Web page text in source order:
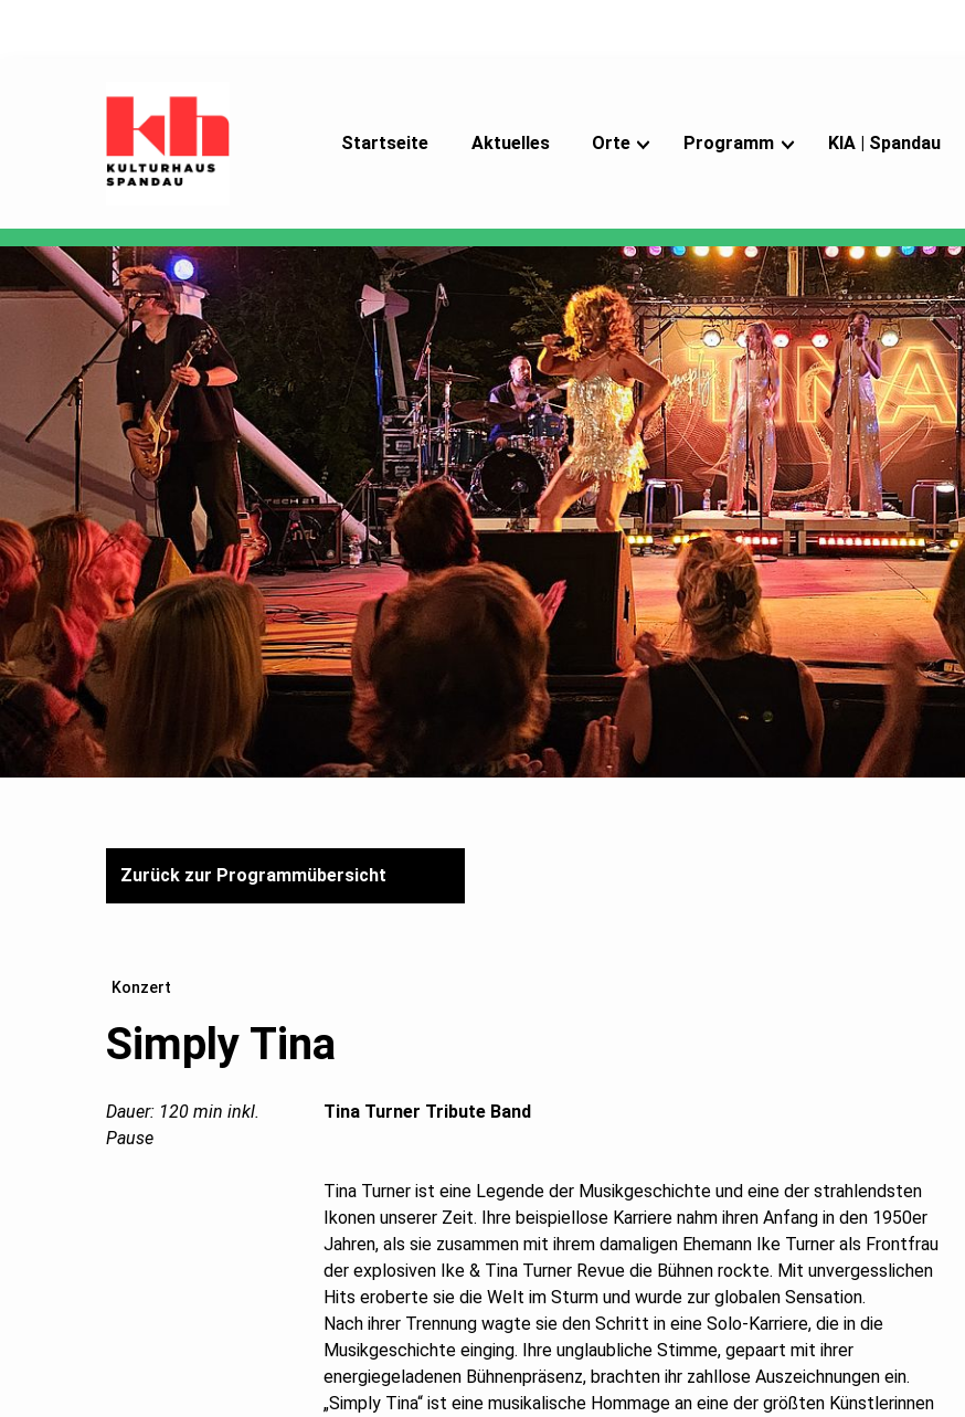
Startseite Aktuelles Orte Programm KIA | Spandau
Zurück zur Programmübersicht
Konzert
Simply Tina
Dauer: 120 min inkl.
Pause
Tina Turner Tribute Band
Tina Turner ist eine Legende der Musikgeschichte und eine der strahlendsten
Ikonen unserer Zeit. Ihre beispiellose Karriere nahm ihren Anfang in den 1950er
Jahren, als sie zusammen mit ihrem damaligen Ehemann Ike Turner als Frontfrau
der explosiven Ike & Tina Turner Revue die Bühnen rockte. Mit unvergesslichen
Hits eroberte sie die Welt im Sturm und wurde zur globalen Sensation.
Nach ihrer Trennung wagte sie den Schritt in eine Solo-Karriere, die in die
Musikgeschichte einging. Ihre unglaubliche Stimme, gepaart mit ihrer
energiegeladenen Bühnenpräsenz, brachten ihr zahllose Auszeichnungen ein.
„Simply Tina“ ist eine musikalische Hommage an eine der größten Künstlerinnen